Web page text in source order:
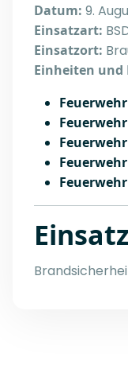
Datum: 9.
Einsatzart:
Einsatzort:
Einheiten und